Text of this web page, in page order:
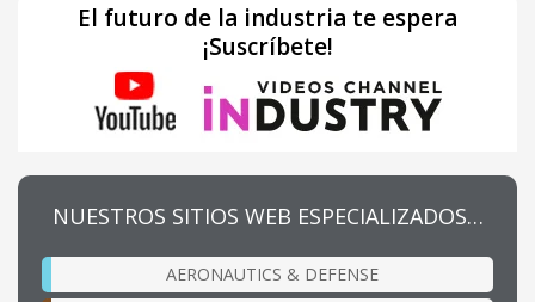
El futuro de la industria te espera
¡Suscríbete!
NUESTROS SITIOS WEB ESPECIALIZADOS…
AERONAUTICS & DEFENSE